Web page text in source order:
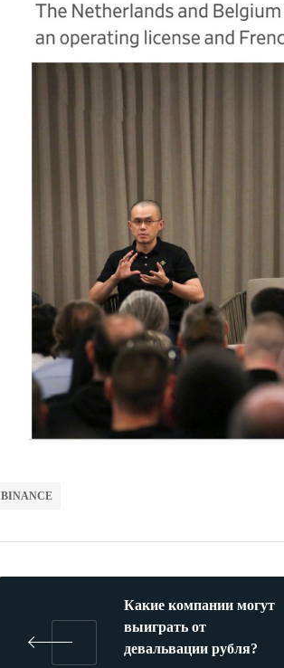
BINANCE
Какие компании могут
выиграть от
девальвации рубля?